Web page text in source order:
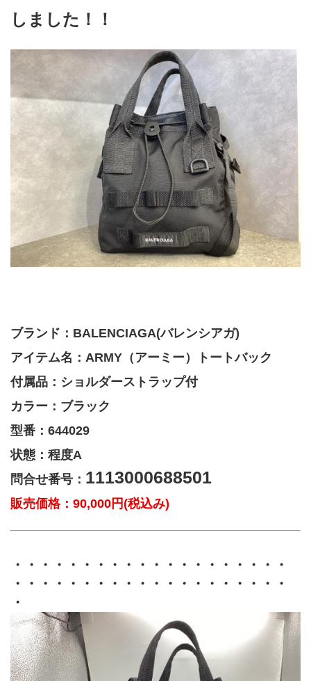
しました！！
ブランド：BALENCIAGA(バレンシアガ)
アイテム名：ARMY（アーミー）トートバック
付属品：ショルダーストラップ付
カラー：ブラック
型番：644029
状態：程度A
問合せ番号： 1113000688501
販売価格：90,000円(税込み)
・・・・・・・・・・・・・・・・・・・・
・・・・・・・・・・・・・・・・・・・・
・